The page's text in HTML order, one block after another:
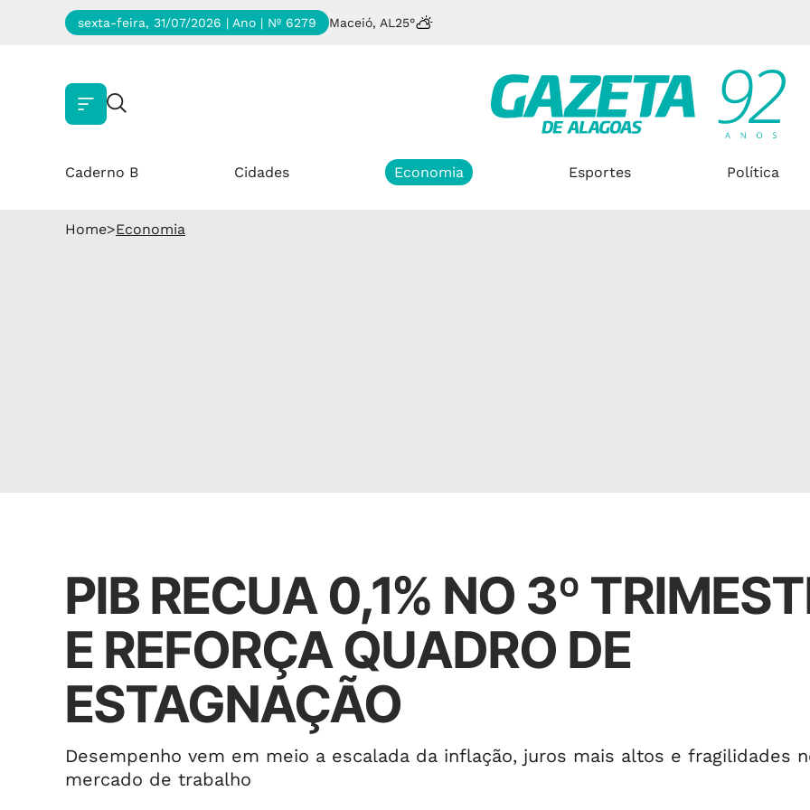
sexta-feira, 31/07/2026 | Ano | Nº 6279 Maceió, AL 25°
Caderno B Cidades Economia Esportes Política
Home>Economia
PIB RECUA 0,1% NO 3º
E REFORÇA QUADRO DE
ESTAGNAÇÃO
Desempenho vem em meio a escalada da inflação, juros mais altos e fragilidades
mercado de trabalho